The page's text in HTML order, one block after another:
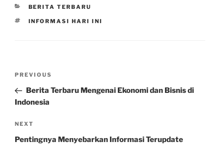
CATEGORIES
BERITA TERBARU
TAGS
INFORMASI HARI INI
Previous
Post
PREVIOUS
Berita Terbaru Mengenai Ekonomi dan Bisnis di
Indonesia
Next
Post
NEXT
Pentingnya Menyebarkan Informasi Terupdate